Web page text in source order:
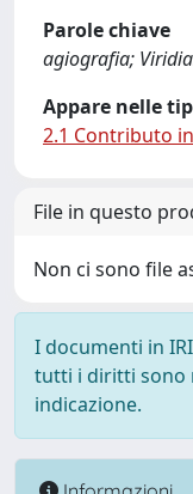
Parole chiave
agiografia;
Appare nelle
2.1 Contributo
File in questo
Non ci sono file
I documenti in
tutti i diritti sono
indicazione.